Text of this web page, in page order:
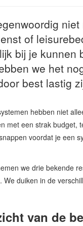
of
bij je kunnen
we het
best lastig
hebben niet
met een strak budget,
voordat je een
we drie bekende
. We duiken in de
van de